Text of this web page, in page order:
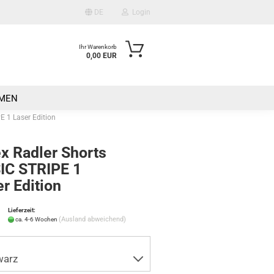
DE Login
erstellen
Ihr Warenkorb
0,00 EUR
1 Laser Edition
Radler Shorts
STRIPE 1
Edition
Lieferzeit:
ca. 4-6 Wochen (Ausland abweichend)